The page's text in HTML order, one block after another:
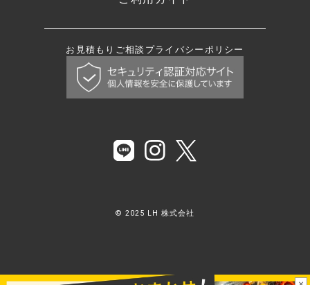
お見積もり ご相談 プライバシーポリシー
© 2025 LH 株式会社